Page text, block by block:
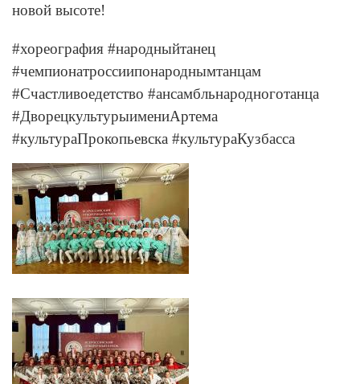
новой высоте!
#хореография #народныйтанец
#чемпионатроссиипонароднымтанцам
#Счастливоедетство #ансамбльнародноготанца
#ДворецкультурыимениАртема
#культураПрокопьевска #культураКузбасса